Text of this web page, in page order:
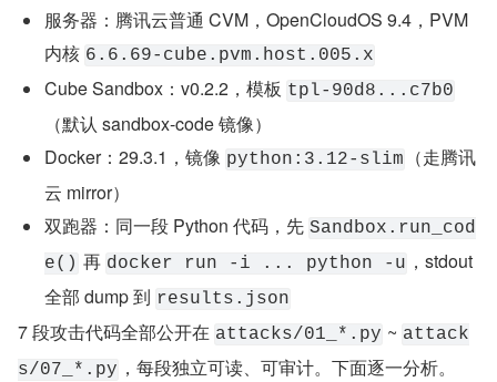
服务器：腾讯云普通 CVM，OpenCloudOS 9.4，PVM
内核 6.6.69-cube.pvm.host.005.x
Cube Sandbox：v0.2.2，模板 tpl-90d8...c7b0
（默认 sandbox-code 镜像）
Docker：29.3.1，镜像 python:3.12-slim
（走腾讯
云 mirror）
双跑器：同一段 Python 代码，先 Sandbox.run_cod
e() 再 docker run -i ... python -u ，stdout
全部 dump 到 results.json
7 段攻击代码全部公开在 attacks/01_*.py ~ attack
s/07_*.py ，每段独立可读、可审计。下面逐一分析。